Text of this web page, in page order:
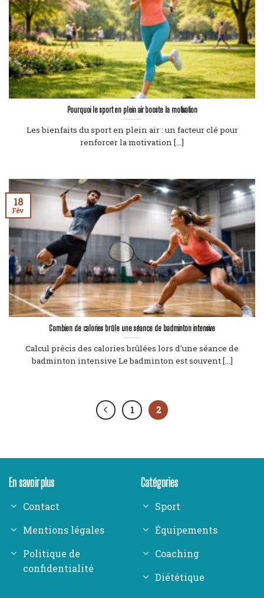
Pourquoi le sport en plein air booste la motivation
Les bienfaits du sport en plein air : un facteur clé pour
renforcer la motivation [...]
Combien de calories brûle une séance de badminton intensive
Calcul précis des calories brûlées lors d’une séance de
badminton intensive Le badminton est souvent [...]
18
Fév
1 2
En savoir plus
Contact
Mentions légales
Politique de
confidentialité
Catégories
Sport
Équipements
Coaching
Diététique